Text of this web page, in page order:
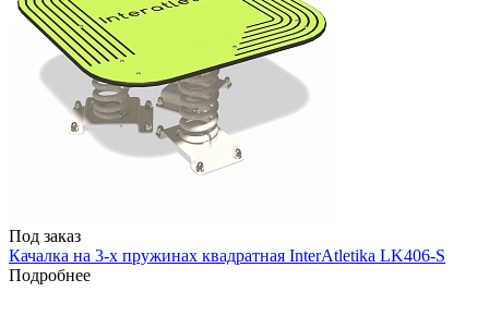
Под заказ
Качалка на 3-х пружинах квадратная InterAtletika LK406-S
Подробнее